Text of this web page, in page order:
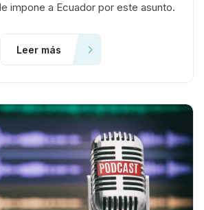
impone a Ecuador por este asunto.
Leer más